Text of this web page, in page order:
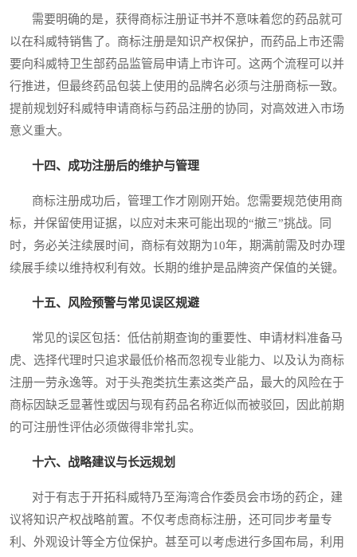
需要明确的是，获得商标注册证书并不意味着您的药品就可
以在科威特销售了。商标注册是知识产权保护，而药品上市还需
要向科威特卫生部药品监管局申请上市许可。这两个流程可以并
行推进，但最终药品包装上使用的品牌名必须与注册商标一致。
提前规划好科威特申请商标与药品注册的协同，对高效进入市场
意义重大。
十四、成功注册后的维护与管理
商标注册成功后，管理工作才刚刚开始。您需要规范使用商
标，并保留使用证据，以应对未来可能出现的“撤三”挑战。同
时，务必关注续展时间，商标有效期为10年，期满前需及时办理
续展手续以维持权利有效。长期的维护是品牌资产保值的关键。
十五、风险预警与常见误区规避
常见的误区包括：低估前期查询的重要性、申请材料准备马
虎、选择代理时只追求最低价格而忽视专业能力、以及认为商标
注册一劳永逸等。对于头孢类抗生素这类产品，最大的风险在于
商标因缺乏显著性或因与现有药品名称近似而被驳回，因此前期
的可注册性评估必须做得非常扎实。
十六、战略建议与长远规划
对于有志于开拓科威特乃至海湾合作委员会市场的药企，建
议将知识产权战略前置。不仅考虑商标注册，还可同步考量专
利、外观设计等全方位保护。甚至可以考虑进行多国布局，利用